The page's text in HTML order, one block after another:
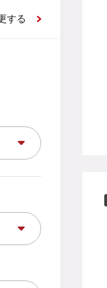
する